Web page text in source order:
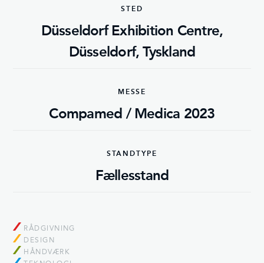
STED
Düsseldorf Exhibition Centre,
Düsseldorf, Tyskland
MESSE
Compamed / Medica 2023
STANDTYPE
Fællesstand
RÅDGIVNING
DESIGN
HÅNDVÆRK